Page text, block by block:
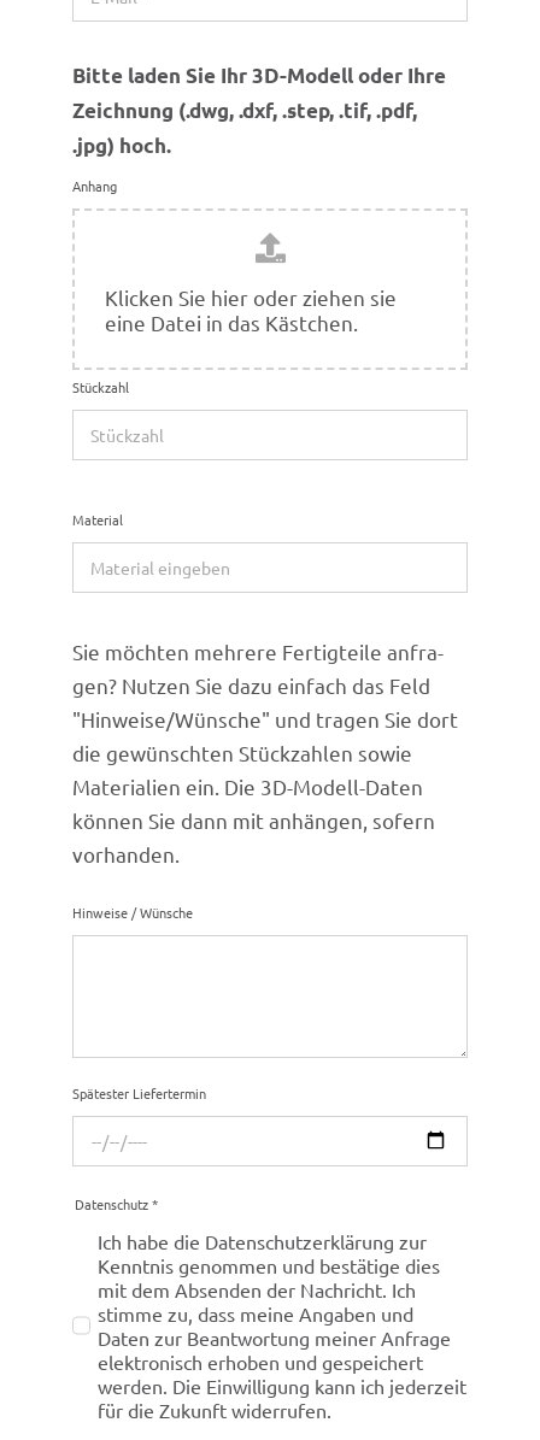
Bitte laden Sie Ihr 3D-Modell oder Ihre
Zeich­nung (.dwg, .dxf, .step, .tif, .pdf,
.jpg) hoch.
Anhang
Klicken Sie hier oder ziehen sie
eine Datei in das Kästchen.
Stück­zahl
Mate­rial
Sie möch­ten mehrere Fertig­teile anfra­
gen? Nutzen Sie dazu einfach das Feld
"Hinweise/Wünsche" und tragen Sie dort
die gewünsch­ten Stück­zah­len sowie
Mate­ria­lien ein. Die 3D-Modell-Daten
können Sie dann mit anhän­gen, sofern
vorhanden.
Hinweise / Wünsche
Spätes­ter Liefertermin
Daten­schutz*
Ich habe die Daten­schutz­er­klä­rung zur
Kennt­nis genom­men und bestä­tige dies
mit dem Absen­den der Nach­richt. Ich
stimme zu, dass meine Anga­ben und
Daten zur Beant­wor­tung meiner Anfrage
elek­tro­nisch erho­ben und gespei­chert
werden. Die Einwil­li­gung kann ich jeder­zeit
für die Zukunft widerrufen.